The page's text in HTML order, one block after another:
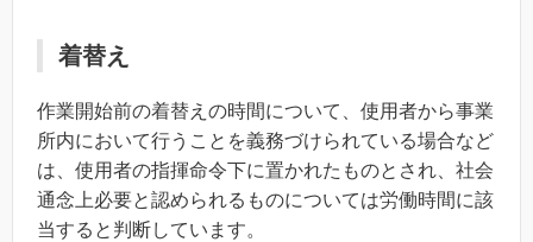
着替え
作業開始前の着替えの時間について、使用者から事業
所内において行うことを義務づけられている場合など
は、使用者の指揮命令下に置かれたものとされ、社会
通念上必要と認められるものについては労働時間に該
当すると判断しています。